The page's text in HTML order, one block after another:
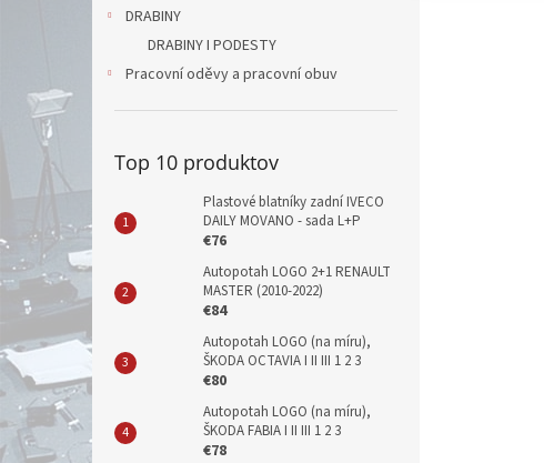
DRABINY
DRABINY I PODESTY
Pracovní oděvy a pracovní obuv
Top 10 produktov
Plastové blatníky zadní IVECO
DAILY MOVANO - sada L+P
€76
Autopotah LOGO 2+1 RENAULT
MASTER (2010-2022)
€84
Autopotah LOGO (na míru),
ŠKODA OCTAVIA I II III 1 2 3
€80
Autopotah LOGO (na míru),
ŠKODA FABIA I II III 1 2 3
€78